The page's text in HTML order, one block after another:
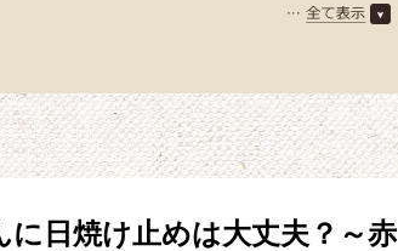
日焼け止めは大丈夫？～赤